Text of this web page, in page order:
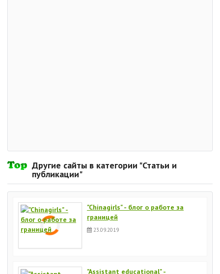
Другие сайты в категории "Статьи и
публикации"
"Chinagirls" - блог о работе за
границей
23.09.2019
"Assistant educational" -